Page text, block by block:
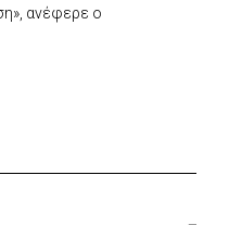
ανέφερε ο